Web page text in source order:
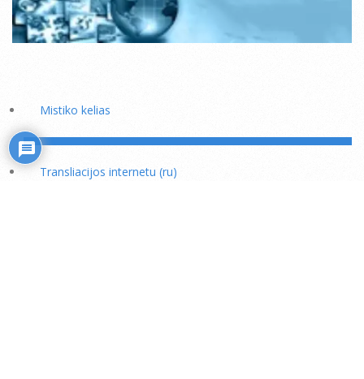
Mistiko kelias
Transliacijos internetu (ru)